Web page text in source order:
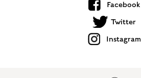
Facebook
Twitter
Instagram